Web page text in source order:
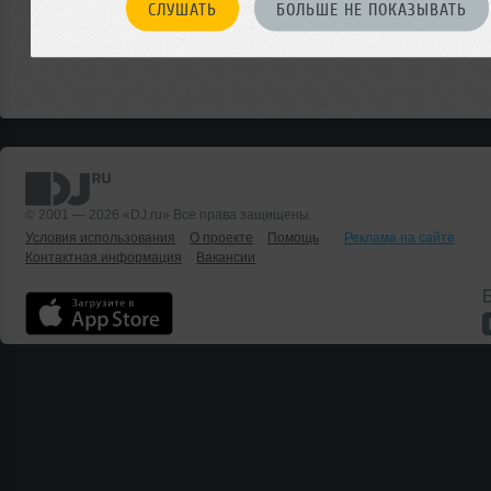
СЛУШАТЬ БОЛЬШЕ НЕ ПОКАЗЫВАТЬ
© 2001 — 2026 «DJ.ru» Все права защищены.
Условия использования
О проекте Помощь
Реклама на сайте
Контактная информация
Вакансии